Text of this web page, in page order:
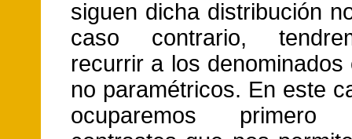
siguen dicha distribución
caso contrario,
recurrir a los denominados
no paramétricos. En este
ocuparemos